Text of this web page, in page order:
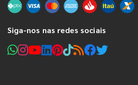
Siga-nos nas redes sociais